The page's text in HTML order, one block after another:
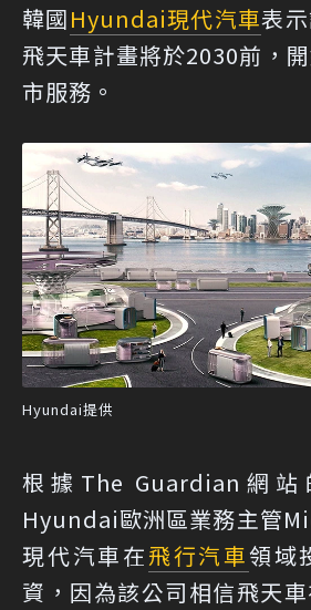
韓國Hyundai現代汽車表
飛天車計畫將於2030前，
市服務。
Hyundai提供
根據The Guardian網站
Hyundai歐洲區業務主管
現代汽車在飛行汽車領域
資，因為該公司相信飛天